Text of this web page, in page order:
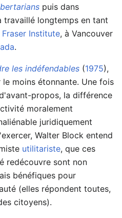
puis dans
travaillé longtemps en tant
Fraser Institute, à Vancouver
.
les indéfendables (1975),
moins étonnante. Une fois
propos, la différence
moralement
juridiquement
Walter Block entend
utilitariste, que ces
redécouvre sont non
bénéfiques pour
(elles répondent toutes,
citoyens).